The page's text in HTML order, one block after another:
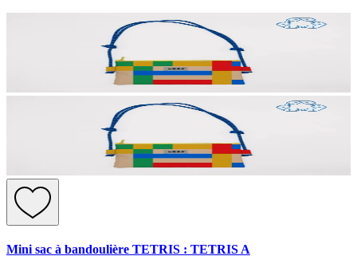
Mini sac à bandoulière TETRIS : TETRIS A